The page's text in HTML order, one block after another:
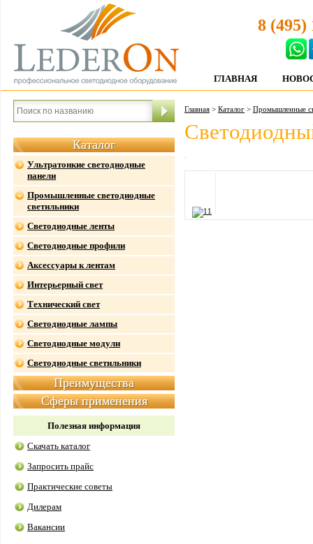
8 (495)
ГЛАВНАЯ
Каталог
Ультратонкие светодиодные
панели
Промышленные светодиодные
светильники
Светодиодные ленты
Светодиодные профили
Аксессуары к лентам
Интерьерный свет
Технический свет
Светодиодные лампы
Светодиодные модули
Светодиодные светильники
Преимущества
Сферы применения
Полезная информация
Скачать каталог
Запросить прайс
Практические советы
Дилерам
Вакансии
Главная > Каталог > Промышленные